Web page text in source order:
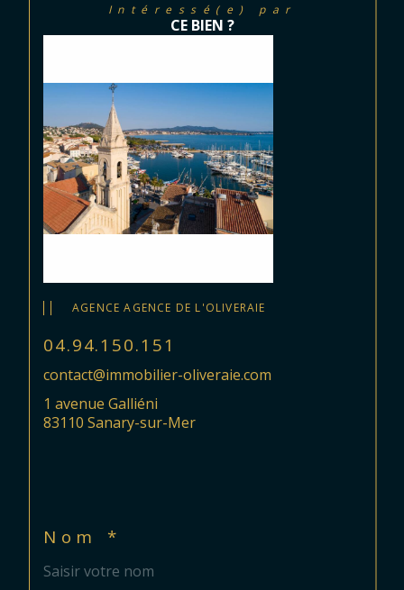
Intéressé(e) par
CE BIEN ?
AGENCE AGENCE DE L'OLIVERAIE
04.94.150.151
contact@immobilier-oliveraie.com
1 avenue Galliéni
83110 Sanary-sur-Mer
Nom *